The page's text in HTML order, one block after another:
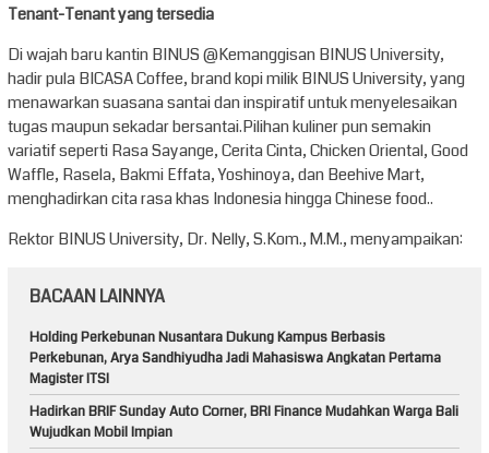
Tenant-Tenant yang tersedia
Di wajah baru kantin BINUS @Kemanggisan BINUS University,
hadir pula BICASA Coffee, brand kopi milik BINUS University, yang
menawarkan suasana santai dan inspiratif untuk menyelesaikan
tugas maupun sekadar bersantai.Pilihan kuliner pun semakin
variatif seperti Rasa Sayange, Cerita Cinta, Chicken Oriental, Good
Waffle, Rasela, Bakmi Effata, Yoshinoya, dan Beehive Mart,
menghadirkan cita rasa khas Indonesia hingga Chinese food..
Rektor BINUS University, Dr. Nelly, S.Kom., M.M., menyampaikan:
BACAAN LAINNYA
Holding Perkebunan Nusantara Dukung Kampus Berbasis
Perkebunan, Arya Sandhiyudha Jadi Mahasiswa Angkatan Pertama
Magister ITSI
Hadirkan BRIF Sunday Auto Corner, BRI Finance Mudahkan Warga Bali
Wujudkan Mobil Impian